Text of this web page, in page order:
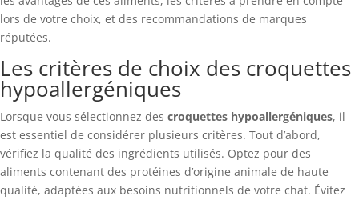
lors de votre choix, et des recommandations de marques
réputées.
Les critères de choix des croquettes
hypoallergéniques
Lorsque vous sélectionnez des croquettes hypoallergéniques, il
est essentiel de considérer plusieurs critères. Tout d’abord,
vérifiez la qualité des ingrédients utilisés. Optez pour des
aliments contenant des protéines d’origine animale de haute
qualité, adaptées aux besoins nutritionnels de votre chat. Évitez